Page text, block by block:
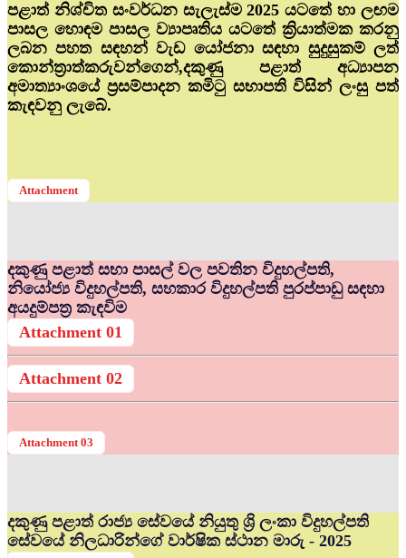
පළාත් නිශ්චිත සංවර්ධන සැලැස්ම 2025 යටතේ හා ලඟම
පාසල හොඳම පාසල ව්‍යාපෘතිය යටතේ ක්‍රියාත්මක කරනු
ලබන පහත සඳහන් වැඩ යෝජනා සඳහා සුදුසුකම් ලත්
කොන්ත්‍රාත්කරුවන්ගෙන්,දකුණු පළාත් අධ්‍යාපන
අමාත්‍යාංශයේ ප්‍රසම්පාදන කමිටු සභාපති විසින් ලංසු පත්
කැඳවනු ලැබේ.
Attachment
දකුණු පළාත් සභා පාසල් වල පවතින විදුහල්පති,
නියෝජ්‍ය විදුහල්පති, සහකාර විදුහල්පති පුරප්පාඩු සඳහා
අයදුම්පත්‍ර කැඳවිම
Attachment 01
Attachment 02
Attachment 03
දකුණු පළාත් රාජ්‍ය සේවයේ නියුතු ශ්‍රි ලංකා විදුහල්පති
සේවයේ නිලධාරින්ගේ වාර්ෂික ස්ථාන මාරු - 2025